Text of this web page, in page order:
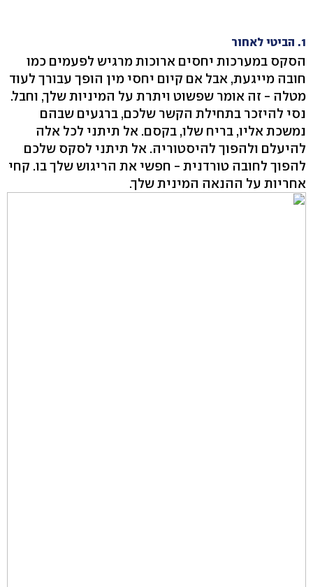
1. הביטי לאחור
הסקס במערכות יחסים ארוכות מרגיש לפעמים כמו
חובה מייגעת, אבל אם קיום יחסי מין הופך עבורך לעוד
מטלה - זה אומר שפשוט ויתרת על המיניות שלך, וחבל.
נסי להיזכר בתחילת הקשר שלכם, ברגעים שבהם
נמשכת אליו, בריח שלו, בקסם. אל תיתני לכל אלה
להיעלם ולהפוך להיסטוריה. אל תיתני לסקס שלכם
להפוך לחובה טורדנית - חפשי את הריגוש שלך בו. קחי
אחריות על ההנאה המינית שלך.